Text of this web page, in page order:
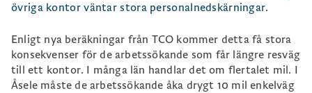
övriga kontor väntar stora personalnedskärningar.
Enligt nya beräkningar från TCO kommer detta få stora
konsekvenser för de arbetssökande som får längre resväg
till ett kontor. I många län handlar det om flertalet mil. I
Åsele måste de arbetssökande åka drygt 10 mil enkelväg